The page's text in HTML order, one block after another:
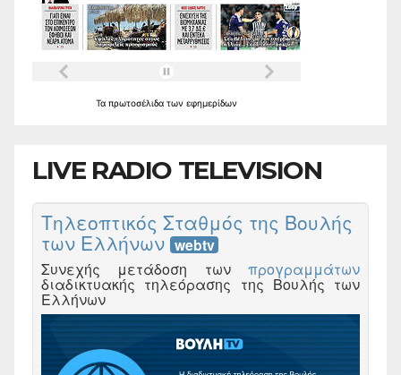
Τα πρωτοσέλιδα των εφημερίδων
LIVE RADIO TELEVISION